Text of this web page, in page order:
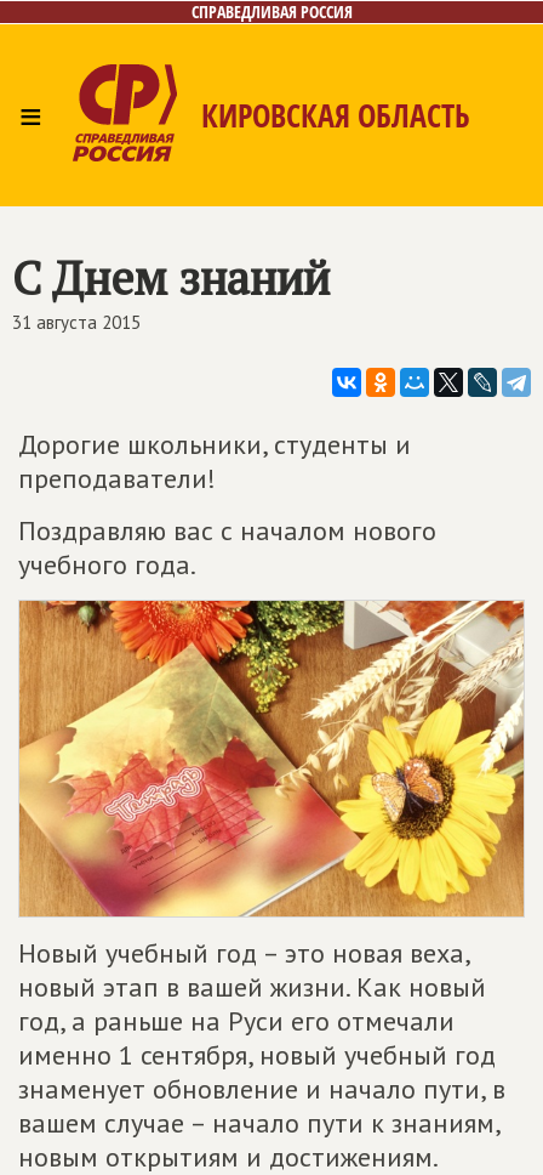
СПРАВЕДЛИВАЯ РОССИЯ
≡ КИРОВСКАЯ ОБЛАСТЬ
Контакты
С Днем знаний
31 августа 2015
Дорогие школьники, студенты и
преподаватели!
Поздравляю вас с началом нового
учебного года.
Новый учебный год – это новая веха,
новый этап в вашей жизни. Как новый
год, а раньше на Руси его отмечали
именно 1 сентября, новый учебный год
знаменует обновление и начало пути, в
вашем случае – начало пути к знаниям,
новым открытиям и достижениям.